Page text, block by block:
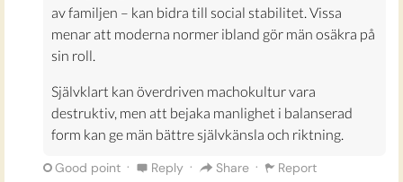
av familjen – kan bidra till social stabilitet. Vissa
menar att moderna normer ibland gör män osäkra på
sin roll.
Självklart kan överdriven machokultur vara
destruktiv, men att bejaka manlighet i balanserad
form kan ge män bättre självkänsla och riktning.
Good point · Reply · Share · Report